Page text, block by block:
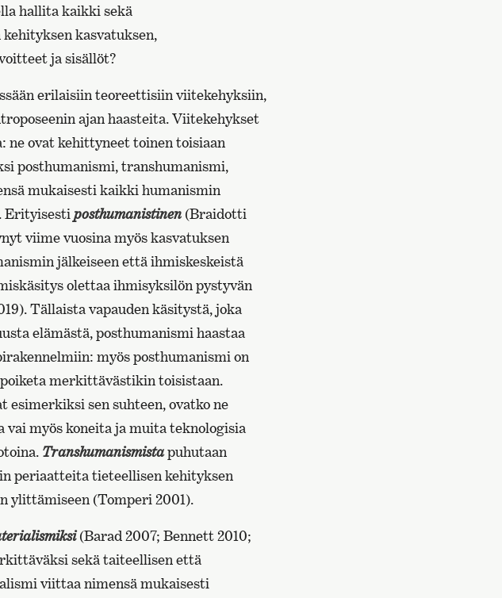
hallita kaikki sekä
kasvatuksen,
ja sisällöt?
erilaisiin teoreettisiin viitekehyksiin,
ajan haasteita. Viitekehykset
ne ovat kehittyneet toinen toisiaan
posthumanismi, transhumanismi,
mukaisesti kaikki humanismin
Erityisesti posthumanistinen (Braidotti
viime vuosina myös kasvatuksen
jälkeiseen että ihmiskeskeistä
olettaa ihmisyksilön pystyvän
Tällaista vapauden käsitystä, joka
elämästä, posthumanismi haastaa
myös posthumanismi on
merkittävästikin toisistaan.
sen suhteen, ovatko ne
myös koneita ja muita teknologisia
Transhumanismistapuhutaan
periaatteita tieteellisen kehityksen
ylittämiseen (Tomperi 2001).
(Barad 2007; Bennett 2010;
sekä taiteellisen että
viittaa nimensä mukaisesti